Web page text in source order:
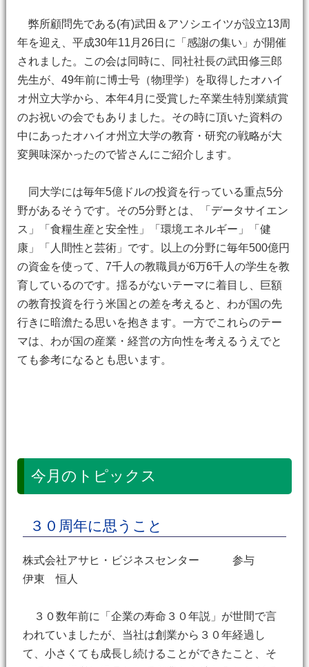
弊所顧問先である(有)武田＆アソシエイツが設立13周
年を迎え、平成30年11月26日に「感謝の集い」が開催
されました。この会は同時に、同社社長の武田修三郎
先生が、49年前に博士号（物理学）を取得したオハイ
オ州立大学から、本年4月に受賞した卒業生特別業績賞
のお祝いの会でもありました。その時に頂いた資料の
中にあったオハイオ州立大学の教育・研究の戦略が大
変興味深かったので皆さんにご紹介します。
同大学には毎年5億ドルの投資を行っている重点5分
野があるそうです。その5分野とは、「データサイエン
ス」「食糧生産と安全性」「環境エネルギー」「健
康」「人間性と芸術」です。以上の分野に毎年500億円
の資金を使って、7千人の教職員が6万6千人の学生を教
育しているのです。揺るがないテーマに着目し、巨額
の教育投資を行う米国との差を考えると、わが国の先
行きに暗澹たる思いを抱きます。一方でこれらのテー
マは、わが国の産業・経営の方向性を考えるうえでと
ても参考になるとも思います。
今月のトピックス
３０周年に思うこと
株式会社アサヒ・ビジネスセンター 参与
伊東 恒人
３０数年前に「企業の寿命３０年説」が世間で言
われていましたが、当社は創業から３０年経過し
て、小さくても成長し続けることができたこと、そ